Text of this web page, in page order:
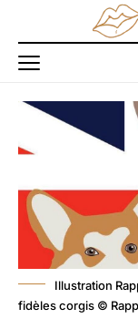
Illustration
fidèles corgis ©